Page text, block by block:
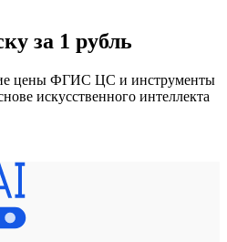
за 1 рубль
цены ФГИС ЦС и инструменты
искусственного интеллекта